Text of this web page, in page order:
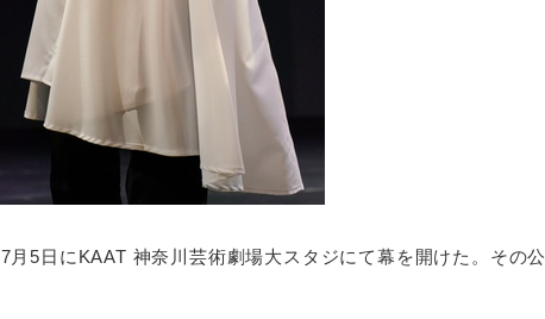
5日にKAAT 神奈川芸術劇場大スタジにて幕を開けた。その公